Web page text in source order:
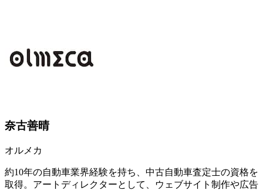
奈古善晴
オルメカ
約10年の自動車業界経験を持ち、中古自動車査定士の資格を
取得。アートディレクターとして、ウェブサイト制作や広告